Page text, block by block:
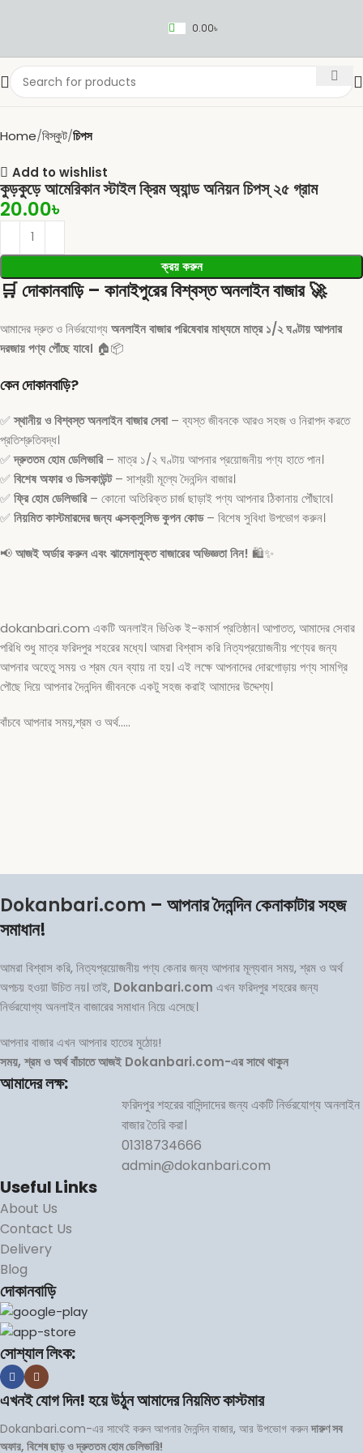
0.00৳
Home বিস্কুট চিপস
Add to wishlist
কুড়কুড়ে আমেরিকান স্টাইল ক্রিম অ্যান্ড অনিয়ন চিপস্ ২৫ গ্রাম
20.00৳
ক্রয় করুন
🛒দোকানবাড়ি – কানাইপুরের বিশ্বস্ত অনলাইন বাজার🚀
আমাদের দ্রুত ও নির্ভরযোগ্যঅনলাইন বাজার পরিষেবার মাধ্যমে মাত্র ১/২ ঘণ্টায় আপনার
দরজায় পণ্য পৌঁছে যাবে। 🏠📦
কেন দোকানবাড়ি?
✅স্থানীয় ও বিশ্বস্ত অনলাইন বাজার সেবা– ব্যস্ত জীবনকে আরও সহজ ও নিরাপদ করতে
প্রতিশ্রুতিবদ্ধ।
✅দ্রুততম হোম ডেলিভারি– মাত্র ১/২ ঘণ্টায় আপনার প্রয়োজনীয় পণ্য হাতে পান।
✅ বিশেষ অফার ও ডিসকাউন্ট– সাশ্রয়ী মূল্যে দৈনন্দিন বাজার।
✅ ফ্রি হোম ডেলিভারি– কোনো অতিরিক্ত চার্জ ছাড়াই পণ্য আপনার ঠিকানায় পৌঁছাবে।
✅ নিয়মিত কাস্টমারদের জন্য এক্সক্লুসিভ কুপন কোড– বিশেষ সুবিধা উপভোগ করুন।
📢আজই অর্ডার করুন এবং ঝামেলামুক্ত বাজারের অভিজ্ঞতা নিন! 🛍️✨
dokanbari.com একটি অনলাইন ভিওিক ই-কমার্স প্রতিষ্ঠান। আপাতত, আমাদের সেবার
পরিধি শুধু মাত্র ফরিদপুর শহরের মধ্যে। আমরা বিশ্বাস করি নিত্যপ্রয়োজনীয় পণ্যের জন্য
আপনার অহেতু সময় ও শ্রম যেন ব্যায় না হয়। এই লক্ষে আপনাদের দোরগোড়ায় পণ্য সামগ্রি
পৌছে দিয়ে আপনার দৈনন্দিন জীবনকে একটু সহজ করাই আমাদের উদ্দেশ্য।
বাঁচবে আপনার সময়,শ্রম ও অর্থ…..
Dokanbari.com – আপনার দৈনন্দিন কেনাকাটার সহজ
সমাধান!
আমরা বিশ্বাস করি, নিত্যপ্রয়োজনীয় পণ্য কেনার জন্য আপনার মূল্যবান সময়, শ্রম ও অর্থ
অপচয় হওয়া উচিত নয়। তাই, Dokanbari.com এখন ফরিদপুর শহরের জন্য
নির্ভরযোগ্য অনলাইন বাজারের সমাধান নিয়ে এসেছে।
আপনার বাজার এখন আপনার হাতের মুঠোয়!
সময়, শ্রম ও অর্থ বাঁচাতে আজই Dokanbari.com-এর সাথে থাকুন
আমাদের লক্ষ:
ফরিদপুর শহরের বাসিন্দাদের জন্য একটি নির্ভরযোগ্য অনলাইন
বাজার তৈরি করা।
01318734666
admin@dokanbari.com
Useful Links
About Us
Contact Us
Delivery
Blog
দোকানবাড়ি
সোশ্যাল লিংক:
এখনই যোগ দিন! হয়ে উঠুন আমাদের নিয়মিত কাস্টমার
Dokanbari.com-এর সাথেই করুন আপনার দৈনন্দিন বাজার, আর উপভোগ করুনদারুণ সব
অফার, বিশেষ ছাড় ও দ্রুততম হোম ডেলিভারি!